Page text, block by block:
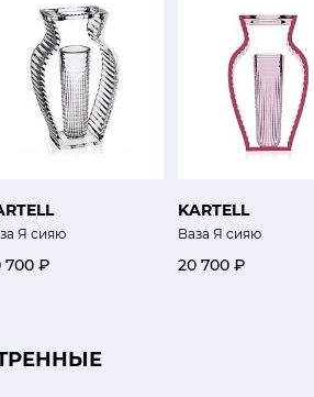
Я сияю
700 ₽
KARTELL
Ваза Я сияю
20 700 ₽